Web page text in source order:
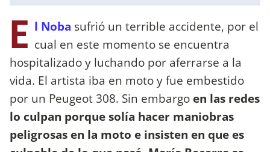
E l Noba sufrió un terrible accidente, por el
cual en este momento se encuentra
hospitalizado y luchando por aferrarse a la
vida. El artista iba en moto y fue embestido
por un Peugeot 308. Sin embargo en las redes
lo culpan porque solía hacer maniobras
peligrosas en la moto e insisten en que es